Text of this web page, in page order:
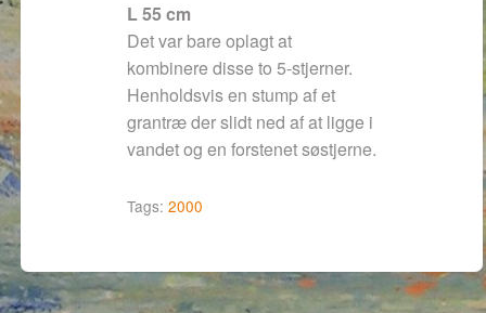
L 55 cm
Det var bare oplagt at
kombinere disse to 5-stjerner.
Henholdsvis en stump af et
grantræ der slidt ned af at ligge i
vandet og en forstenet søstjerne.
Tags: 2000